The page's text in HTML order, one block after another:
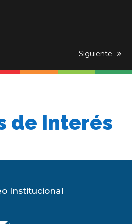
next
Siguiente
de Interés
Institucional